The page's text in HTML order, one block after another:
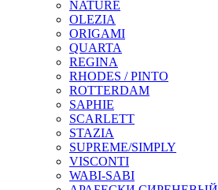
NATURE
OLEZIA
ORIGAMI
QUARTA
REGINA
RHODES / PINTO
ROTTERDAM
SAPHIE
SCARLETT
STAZIA
SUPREME/SIMPLY
VISCONTI
WABI-SABI